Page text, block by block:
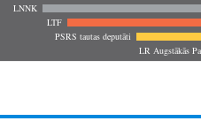
LNNK
LTF
PSRS tautas deputāti
LR Augstākās